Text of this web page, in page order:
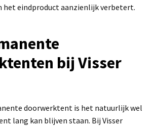
het eindproduct aanzienlijk verbetert.
bij Visser
doorwerktent is het natuurlijk wel
lang kan blijven staan. Bij Visser